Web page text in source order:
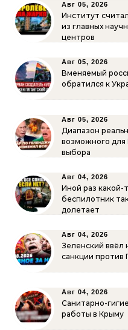
Авг 05, 2026
Институт
из главных
центров
Авг 05, 2026
Вменяемый
обратился к
Авг 05, 2026
Диапазон
возможного для
выбора
Авг 04, 2026
Иной раз какой-
беспилотник
долетает
Авг 04, 2026
Зеленский ввёл
санкции против
Авг 04, 2026
Санитарно-
работы в Крыму